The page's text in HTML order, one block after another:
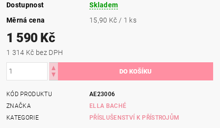
Dostupnost
Skladem
Měrná cena
15,90 Kč / 1 ks
1 590 Kč
1 314 Kč bez DPH
KÓD PRODUKTU
AE23006
ZNAČKA
ELLA BACHÉ
KATEGORIE
PŘÍSLUŠENSTVÍ K PŘÍSTROJŮM